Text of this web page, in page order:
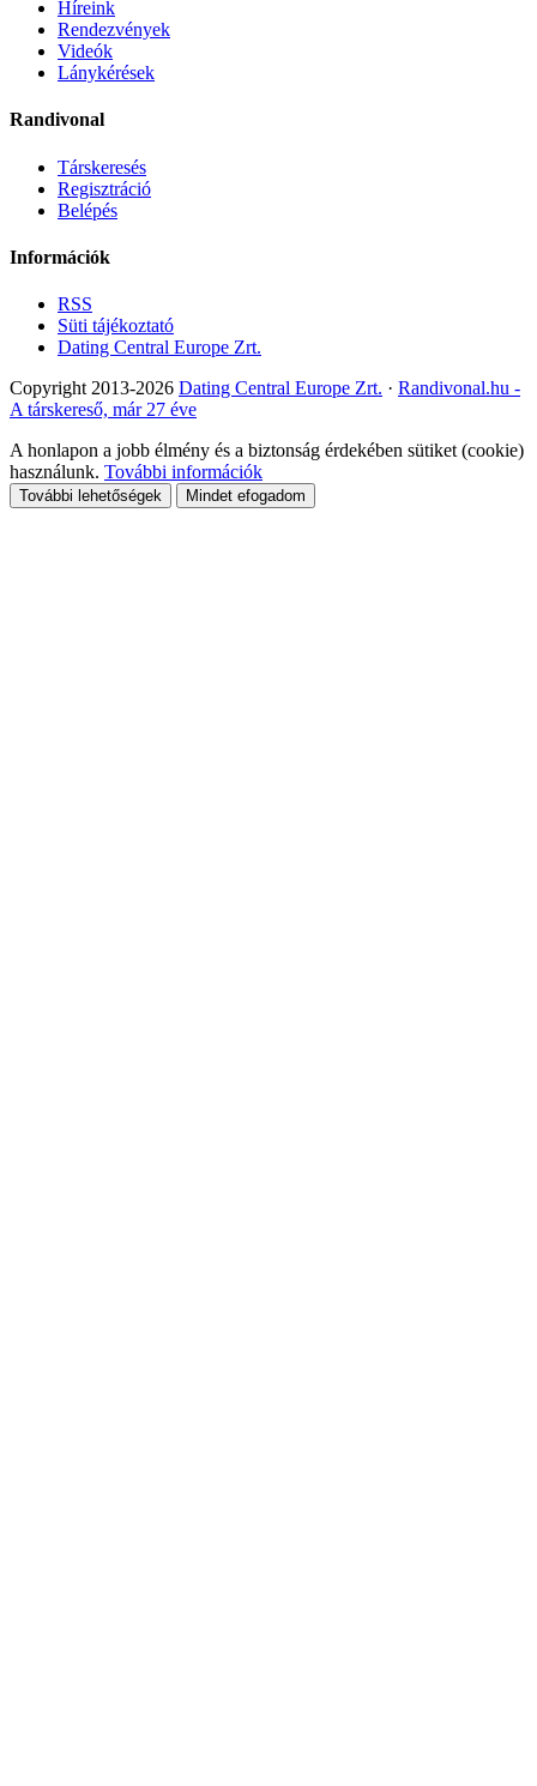
Híreink
Rendezvények
Videók
Lánykérések
Randivonal
Társkeresés
Regisztráció
Belépés
Információk
RSS
Süti tájékoztató
Dating Central Europe Zrt.
Copyright 2013-2026 Dating Central Europe Zrt. · Randivonal.hu -
A társkereső, már 27 éve
A honlapon a jobb élmény és a biztonság érdekében sütiket (cookie)
használunk. További információk
További lehetőségek Mindet efogadom